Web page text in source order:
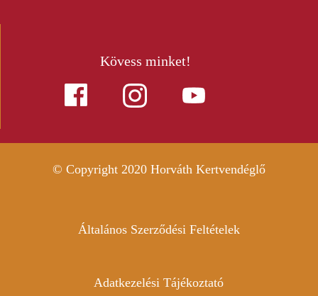
Kövess minket!
© Copyright 2020 Horváth Kertvendéglő
Általános Szerződési Feltételek
Adatkezelési Tájékoztató